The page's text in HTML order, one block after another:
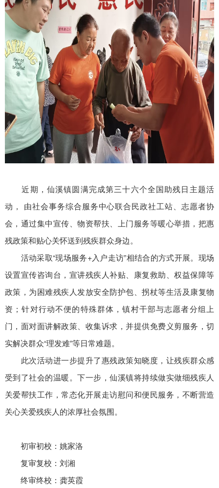
近期，仙溪镇圆满完成第三十六个全国助残日主题活
动， 由社会事务综合服务中心联合民政社工站、志愿者协
会，通过集中宣传、物资帮扶、上门服务等暖心举措，把惠
残政策和贴心关怀送到残疾群众身边。
活动采取“现场服务+入户走访”相结合的方式开展。现场
设置宣传咨询台，宣讲残疾人补贴、康复救助、权益保障等
政策，为困难残疾人发放安全防护包、拐杖等生活及康复物
资；针对行动不便的特殊群体，镇村干部与志愿者分组上
门，面对面讲解政策、收集诉求，并提供免费义剪服务，切
实解决群众“理发难”等日常难题。
此次活动进一步提升了惠残政策知晓度，让残疾群众感
受到了社会的温暖。下一步，仙溪镇将持续做实做细残疾人
关爱帮扶工作，常态化开展走访慰问和便民服务，不断营造
关心关爱残疾人的浓厚社会氛围。
初审初校：姚家洛
复审复校：刘湘
终审终校：龚英霞